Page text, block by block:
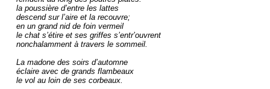
la poussière d’entre les lattes
descend sur l’aire et la recouvre;
en un grand nid de foin vermeil
le chat s’étire et ses griffes s’entr’ouvrent
nonchalamment à travers le sommeil.
La madone des soirs d’automne
éclaire avec de grands flambeaux
le vol au loin de ses corbeaux.